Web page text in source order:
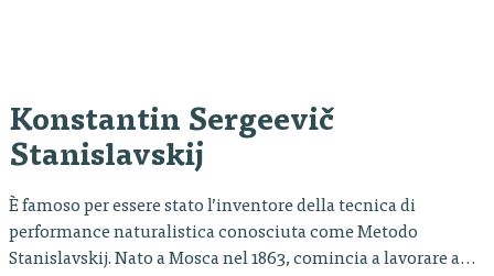
Konstantin Sergeevič
Stanislavskij
È famoso per essere stato l’inventore della tecnica di
performance naturalistica conosciuta come Metodo
Stanislavskij. Nato a Mosca nel 1863, comincia a lavorare a